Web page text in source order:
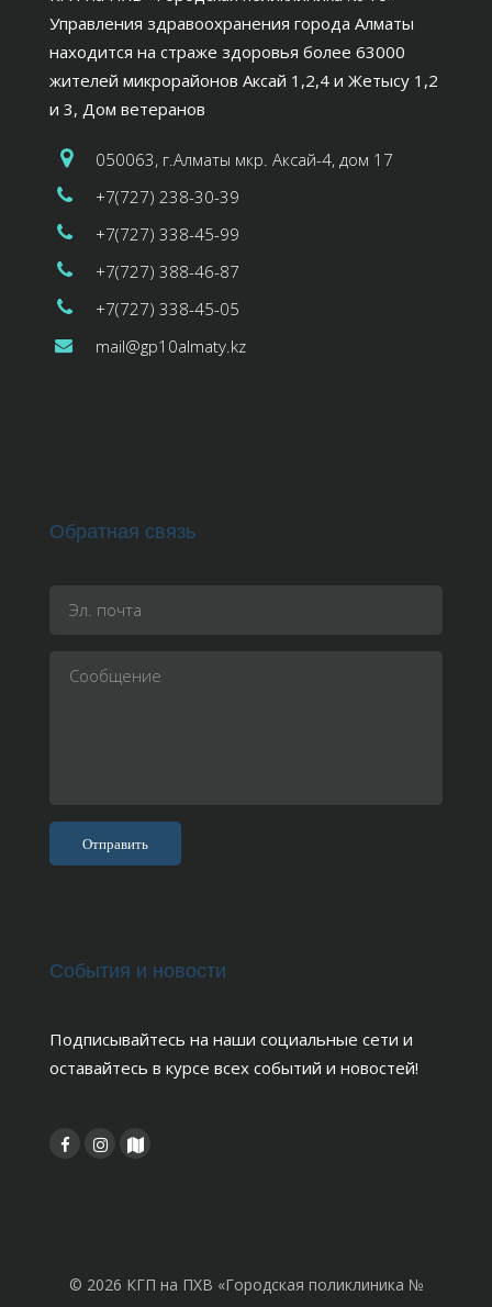
Управления здравоохранения города Алматы
находится на страже здоровья более 63000
жителей микрорайонов Аксай 1,2,4 и Жетысу 1,2
и 3, Дом ветеранов
050063, г.Алматы мкр. Аксай-4, дом 17
+7(727) 238-30-39
+7(727) 338-45-99
+7(727) 388-46-87
+7(727) 338-45-05
mail@gp10almaty.kz
Обратная связь
События и новости
Подписывайтесь на наши социальные сети и
оставайтесь в курсе всех событий и новостей!
© 2026 КГП на ПХВ «Городская поликлиника №